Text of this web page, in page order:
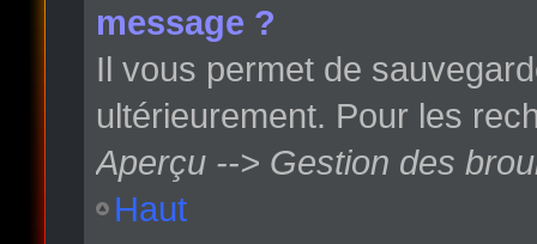
message ?
Il vous permet de
ultérieurement. Pour les
Aperçu --> Gestion des
Haut